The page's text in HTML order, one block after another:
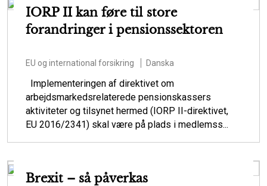
IORP II kan føre til store
forandringer i pensionssektoren
EU og international forsikring Danska
Implementeringen af direktivet om
arbejdsmarkedsrelaterede pensionskassers
aktiviteter og tilsynet hermed (IORP II-direktivet,
EU 2016/2341) skal være på plads i medlemss...
Brexit – så påverkas